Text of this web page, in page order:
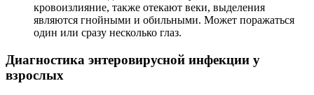
кровоизлияние, также отекают веки, выделения
являются гнойными и обильными. Может поражаться
один или сразу несколько глаз.
Диагностика энтеровирусной инфекции у
взрослых